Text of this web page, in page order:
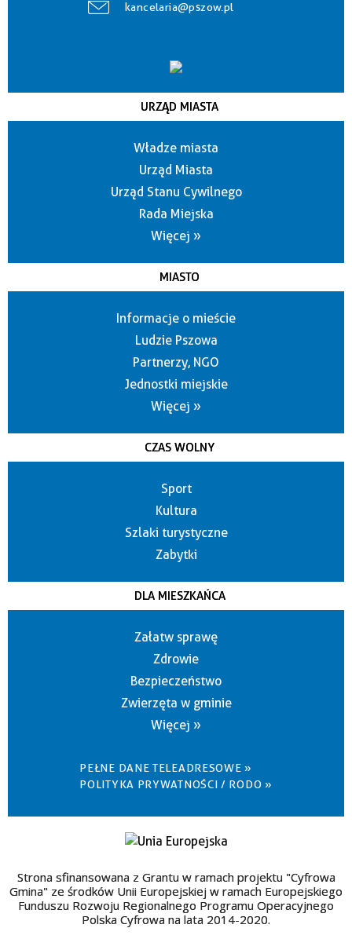
kancelaria@pszow.pl
URZĄD MIASTA
Władze miasta
Urząd Miasta
Urząd Stanu Cywilnego
Rada Miejska
Więcej »
MIASTO
Informacje o mieście
Ludzie Pszowa
Partnerzy, NGO
Jednostki miejskie
Więcej »
CZAS WOLNY
Sport
Kultura
Szlaki turystyczne
Zabytki
DLA MIESZKAŃCA
Załatw sprawę
Zdrowie
Bezpieczeństwo
Zwierzęta w gminie
Więcej »
PEŁNE DANE TELEADRESOWE »
POLITYKA PRYWATNOŚCI / RODO »
Strona sfinansowana z Grantu w ramach projektu "Cyfrowa
Gmina" ze środków Unii Europejskiej w ramach Europejskiego
Funduszu Rozwoju Regionalnego Programu Operacyjnego
Polska Cyfrowa na lata 2014-2020.